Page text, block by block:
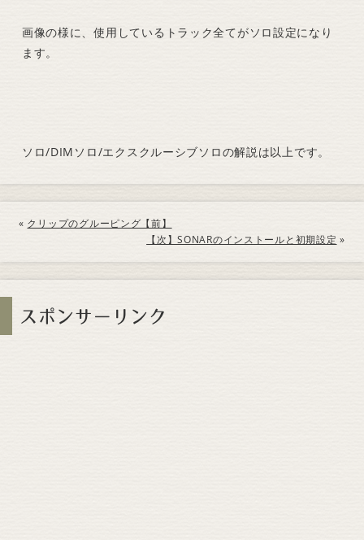
画像の様に、使用しているトラック全てがソロ設定になり
ます。
ソロ/DIMソロ/エクスクルーシブソロの解説は以上です。
« クリップのグルーピング【前】
【次】SONARのインストールと初期設定 »
スポンサーリンク